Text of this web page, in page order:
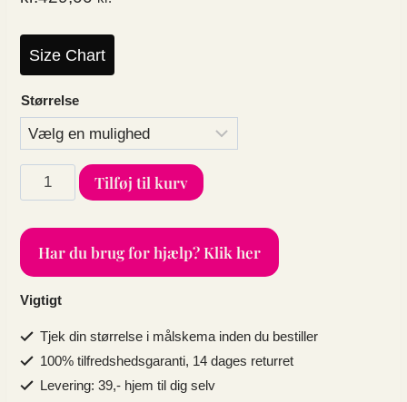
Size Chart
Størrelse
Plus
i
sort
med
langt
med
hvide
antal
Tilføj til kurv
Har du brug for hjælp? Klik her
Vigtigt
Tjek din størrelse i målskema inden du bestiller
100% tilfredshedsgaranti, 14 dages returret
Levering: 39,- hjem til dig selv